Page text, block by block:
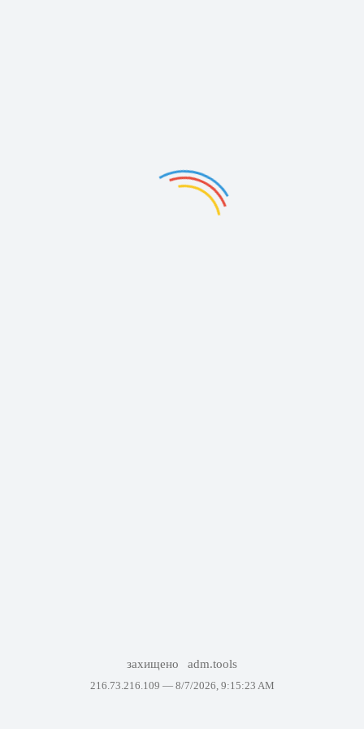
захищено adm.tools
216.73.216.109 — 8/7/2026, 9:15:23 AM